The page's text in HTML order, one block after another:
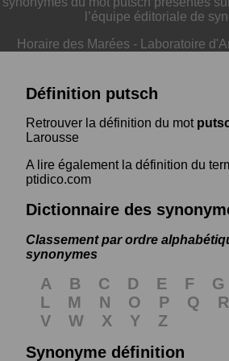
l’équipe éditoriale de
Horaire des Marées - Laboratoire
Définition putsch
Retrouver la définition du mot
Larousse
A lire également la définition du
ptidico.com
Dictionnaire des
Classement par ordre
synonymes
A B C D E F G
L
M N O P Q R
V
W X Y
Z
Synonyme définition